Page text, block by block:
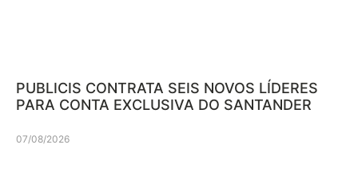
PUBLICIS CONTRATA SEIS NOVOS LÍDERES
PARA CONTA EXCLUSIVA DO SANTANDER
07/08/2026